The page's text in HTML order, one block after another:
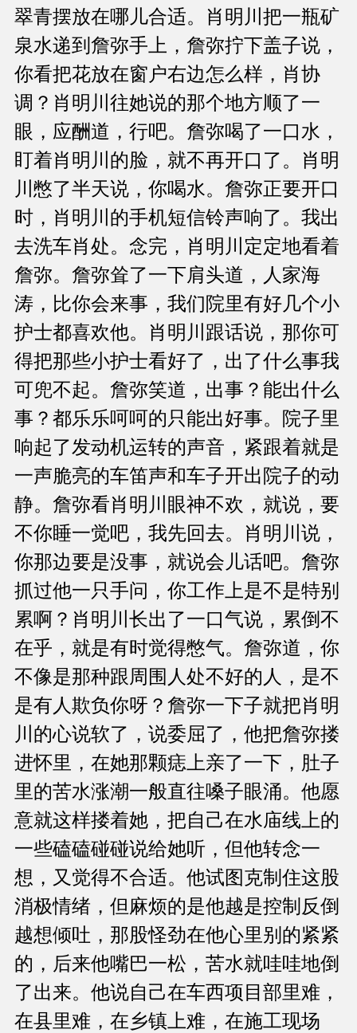
翠青摆放在哪儿合适。肖明川把一瓶矿
泉水递到詹弥手上，詹弥拧下盖子说，
你看把花放在窗户右边怎么样，肖协
调？肖明川往她说的那个地方顺了一
眼，应酬道，行吧。詹弥喝了一口水，
盯着肖明川的脸，就不再开口了。肖明
川憋了半天说，你喝水。詹弥正要开口
时，肖明川的手机短信铃声响了。我出
去洗车肖处。念完，肖明川定定地看着
詹弥。詹弥耸了一下肩头道，人家海
涛，比你会来事，我们院里有好几个小
护士都喜欢他。肖明川跟话说，那你可
得把那些小护士看好了，出了什么事我
可兜不起。詹弥笑道，出事？能出什么
事？都乐乐呵呵的只能出好事。院子里
响起了发动机运转的声音，紧跟着就是
一声脆亮的车笛声和车子开出院子的动
静。詹弥看肖明川眼神不欢，就说，要
不你睡一觉吧，我先回去。肖明川说，
你那边要是没事，就说会儿话吧。詹弥
抓过他一只手问，你工作上是不是特别
累啊？肖明川长出了一口气说，累倒不
在乎，就是有时觉得憋气。詹弥道，你
不像是那种跟周围人处不好的人，是不
是有人欺负你呀？詹弥一下子就把肖明
川的心说软了，说委屈了，他把詹弥搂
进怀里，在她那颗痣上亲了一下，肚子
里的苦水涨潮一般直往嗓子眼涌。他愿
意就这样搂着她，把自己在水庙线上的
一些磕磕碰碰说给她听，但他转念一
想，又觉得不合适。他试图克制住这股
消极情绪，但麻烦的是他越是控制反倒
越想倾吐，那股怪劲在他心里别的紧紧
的，后来他嘴巴一松，苦水就哇哇地倒
了出来。他说自己在车西项目部里难，
在县里难，在乡镇上难，在施工现场